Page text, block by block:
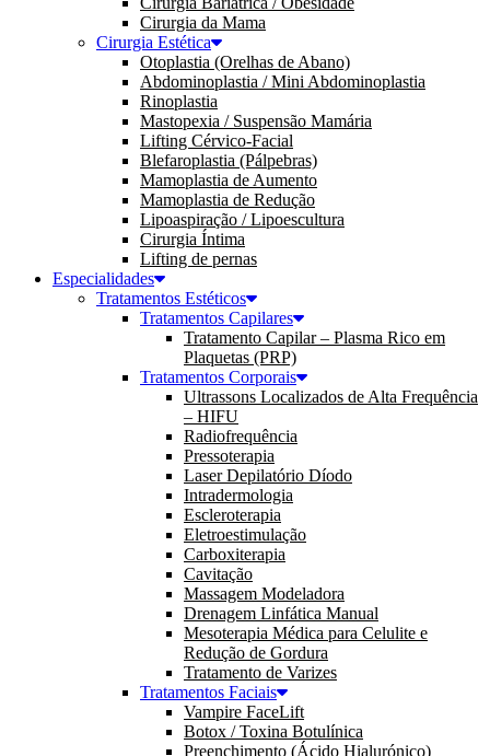
Cirurgia da Mama
Cirurgia Estética
Otoplastia (Orelhas de Abano)
Abdominoplastia / Mini Abdominoplastia
Rinoplastia
Mastopexia / Suspensão Mamária
Lifting Cérvico-Facial
Blefaroplastia (Pálpebras)
Mamoplastia de Aumento
Mamoplastia de Redução
Lipoaspiração / Lipoescultura
Cirurgia Íntima
Lifting de pernas
Especialidades
Tratamentos Estéticos
Tratamentos Capilares
Tratamento Capilar – Plasma Rico em
Plaquetas (PRP)
Tratamentos Corporais
Ultrassons Localizados de Alta Frequência
– HIFU
Radiofrequência
Pressoterapia
Laser Depilatório Díodo
Intradermologia
Escleroterapia
Eletroestimulação
Carboxiterapia
Cavitação
Massagem Modeladora
Drenagem Linfática Manual
Mesoterapia Médica para Celulite e
Redução de Gordura
Tratamento de Varizes
Tratamentos Faciais
Vampire FaceLift
Botox / Toxina Botulínica
Preenchimento (Ácido Hialurónico)